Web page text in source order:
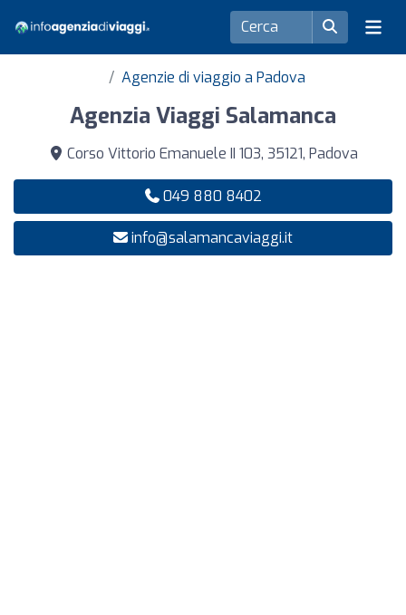
Agenzie di viaggio a Padova
Agenzia Viaggi Salamanca
Corso Vittorio Emanuele II 103, 35121, Padova
049 880 8402
info@salamancaviaggi.it